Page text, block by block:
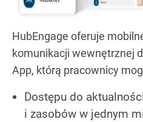
HubEngage oferuje
komunikacji wewnętrznej
App, którą pracownicy
Dostępu do
i zasobów w jednym